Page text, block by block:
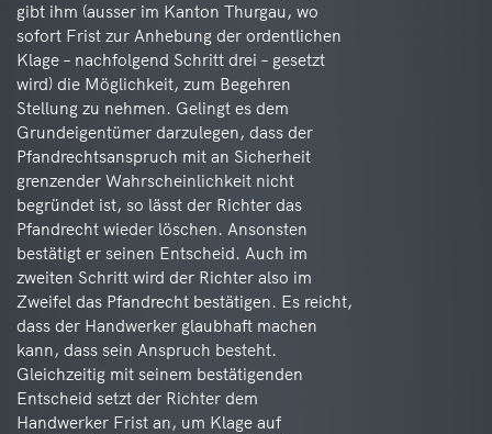
gibt ihm (ausser im Kanton Thurgau, wo
sofort Frist zur Anhebung der ordentlichen
Klage – nachfolgend Schritt drei – gesetzt
wird) die Möglichkeit, zum Begehren
Stellung zu nehmen. Gelingt es dem
Grundeigentümer darzulegen, dass der
Pfandrechtsanspruch mit an Sicherheit
grenzender Wahrscheinlichkeit nicht
begründet ist, so lässt der Richter das
Pfandrecht wieder löschen. Ansonsten
bestätigt er seinen Entscheid. Auch im
zweiten Schritt wird der Richter also im
Zweifel das Pfandrecht bestätigen. Es reicht,
dass der Handwerker glaubhaft machen
kann, dass sein Anspruch besteht.
Gleichzeitig mit seinem bestätigenden
Entscheid setzt der Richter dem
Handwerker Frist an, um Klage auf